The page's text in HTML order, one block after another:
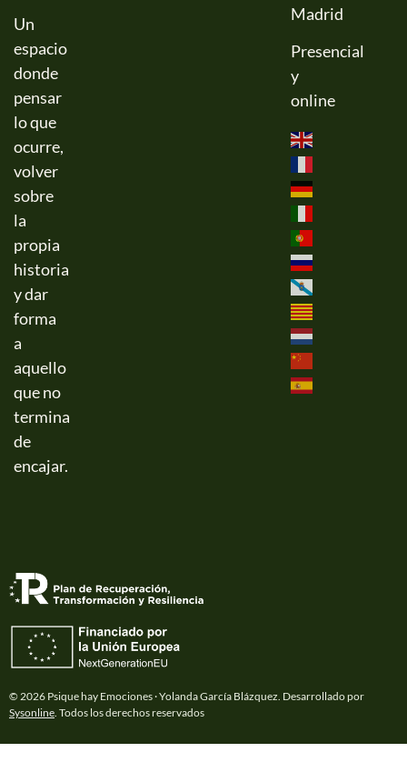
Un
espacio
donde
pensar
lo que
ocurre,
volver
sobre
la
propia
historia
y dar
forma
a
aquello
que no
termina
de
encajar.
Madrid
Presencial
y
online
© 2026 Psique hay Emociones · Yolanda García Blázquez. Desarrollado por
Sysonline. Todos los derechos reservados